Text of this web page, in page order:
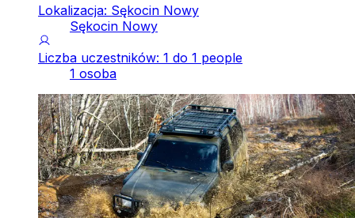
Lokalizacja: Sękocin Nowy
Sękocin Nowy
Liczba uczestników: 1 do 1 people
1 osoba